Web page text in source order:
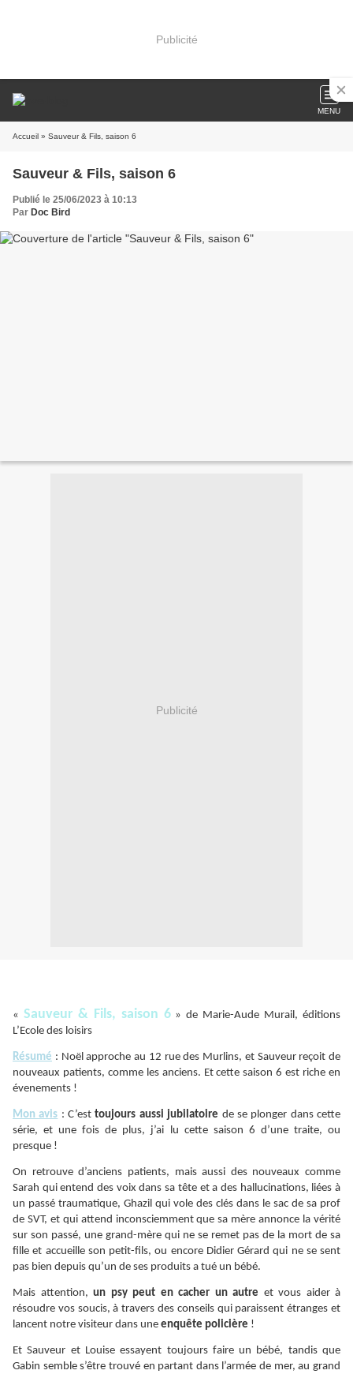
Publicité
MENU
Accueil » Sauveur & Fils, saison 6
Sauveur & Fils, saison 6
Publié le 25/06/2023 à 10:13
Par Doc Bird
Publicité
« Sauveur & Fils, saison 6» de Marie-Aude Murail, éditions
L’Ecole des loisirs
Résumé : Noël approche au 12 rue des Murlins, et Sauveur reçoit de
nouveaux patients, comme les anciens. Et cette saison 6 est riche en
évenements !
Mon avis : C’esttoujours aussi jubilatoire de se plonger dans cette
série, et une fois de plus, j’ai lu cette saison 6 d’une traite, ou
presque !
On retrouve d’anciens patients, mais aussi des nouveaux comme
Sarah qui entend des voix dans sa tête et a des hallucinations, liées à
un passé traumatique, Ghazil qui vole des clés dans le sac de sa prof
de SVT, et qui attend inconsciemment que sa mère annonce la vérité
sur son passé, une grand-mère qui ne se remet pas de la mort de sa
fille et accueille son petit-fils, ou encore Didier Gérard qui ne se sent
pas bien depuis qu’un de ses produits a tué un bébé.
Mais attention, un psy peut en cacher un autre et vous aider à
résoudre vos soucis, à travers des conseils qui paraissent étranges et
lancent notre visiteur dans une enquête policière !
Et Sauveur et Louise essayent toujours faire un bébé, tandis que
Gabin semble s’être trouvé en partant dans l’armée de mer, au grand